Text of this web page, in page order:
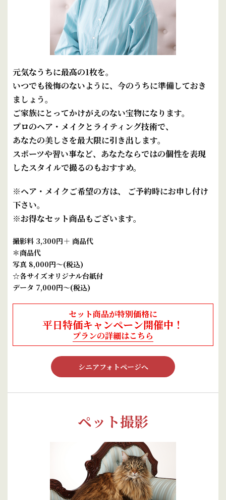
元気なうちに最高の1枚を。
いつでも後悔のないように、今のうちに準備しておき
ましょう。
ご家族にとってかけがえのない宝物になります。
プロのヘア・メイクとライティング技術で、
あなたの美しさを最大限に引き出します。
スポーツや習い事など、あなたならではの個性を表現
したスタイルで撮るのもおすすめ。
※ヘア・メイクご希望の方は、 ご予約時にお申し付け
下さい。
※お得なセット商品もございます。
撮影料 3,300円＋ 商品代
＊商品代
写真 8,000円～(税込)
☆各サイズオリジナル台紙付
データ 7,000円～(税込)
セット商品が特別価格に
平日特価キャンペーン開催中！
プランの詳細はこちら
シニアフォトページへ
ペット撮影